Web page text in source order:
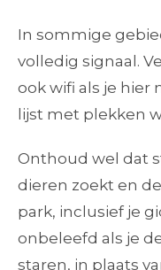
In sommige
volledig signaal.
ook wifi als je hier
lijst met plekken
Onthoud wel dat
dieren zoekt en
park, inclusief je
onbeleefd als je
staren, in plaats